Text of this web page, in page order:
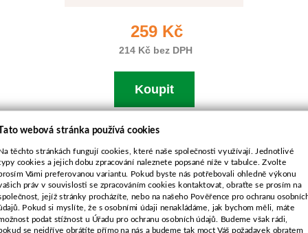
259 Kč
214 Kč bez DPH
Koupit
Nůž pro Marazzini,Partner
49,8cm
webová stránka používá cookies
těchto stránkách fungují cookies, které naše společnosti využívají. Jednotlivé
cookies a jejich dobu zpracování naleznete popsané níže v tabulce. Zvolte
Vámi preferovanou variantu. Pokud byste nás potřebovali ohledně výkonu
práv v souvislosti se zpracováním cookies kontaktovat, obraťte se prosím na
jejíž stránky procházíte, nebo na našeho Pověřence pro ochranu
Pokud si myslíte, že s osobními údaji nenakládáme, jak bychom měli, máte
podat stížnost u Úřadu pro ochranu osobních údajů. Budeme však rádi,
se nejdříve obrátíte přímo na nás a budeme tak moct Váš požadavek obratem